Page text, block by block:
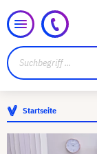
Startseite